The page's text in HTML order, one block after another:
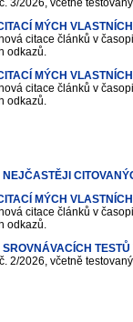
3/2026, včetně
MÝCH
citace článků v
odkazů.
MÝCH
citace článků v
odkazů.
NEJČASTĚJI
MÝCH
citace článků v
odkazů.
SROVNÁVACÍCH
2/2026, včetně